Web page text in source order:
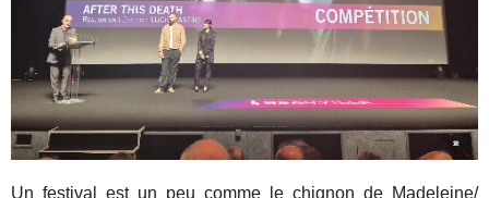
Un festival est un peu comme le chignon de Madeleine/